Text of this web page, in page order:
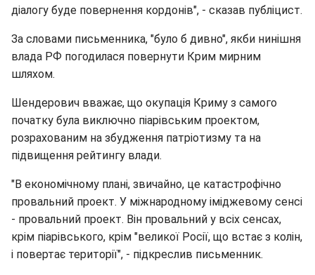
діалогу буде повернення кордонів", - сказав публіцист.
За словами письменника, "було б дивно", якби нинішня
влада РФ погодилася повернути Крим мирним
шляхом.
Шендерович вважає, що окупація Криму з самого
початку була виключно піарівським проектом,
розрахованим на збудження патріотизму та на
підвищення рейтингу влади.
"В економічному плані, звичайно, це катастрофічно
провальний проект. У міжнародному іміджевому сенсі
- провальний проект. Він провальний у всіх сенсах,
крім піарівського, крім "великої Росії, що встає з колін,
і повертає території", - підкреслив письменник.